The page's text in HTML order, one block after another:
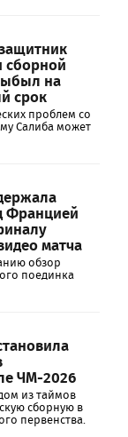
сборной
на
срок
проблем со
Салиба может
Францией
матча
обзор
поединка
ЧМ-2026
из таймов
сборную в
первенства.